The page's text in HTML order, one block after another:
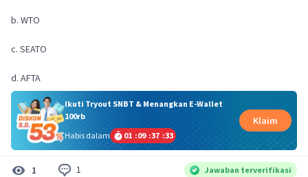
b. WTO
c. SEATO
d. AFTA
Ikuti Tryout SNBT & Menangkan E-Wallet
100rb
Habis dalam
01 :09 :37 :33
Klaim
1 1 Jawaban terverifikasi